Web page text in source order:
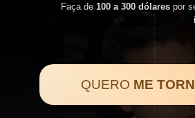
Faça de 100 a 300 dólares por
QUERO ME